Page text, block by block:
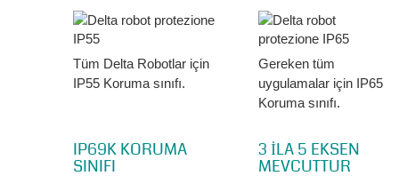
Tüm Delta Robotlar için
IP55 Koruma sınıfı.
Gereken tüm
uygulamalar için IP65
Koruma sınıfı.
IP69K KORUMA
SINIFI
3 İLA 5 EKSEN
MEVCUTTUR